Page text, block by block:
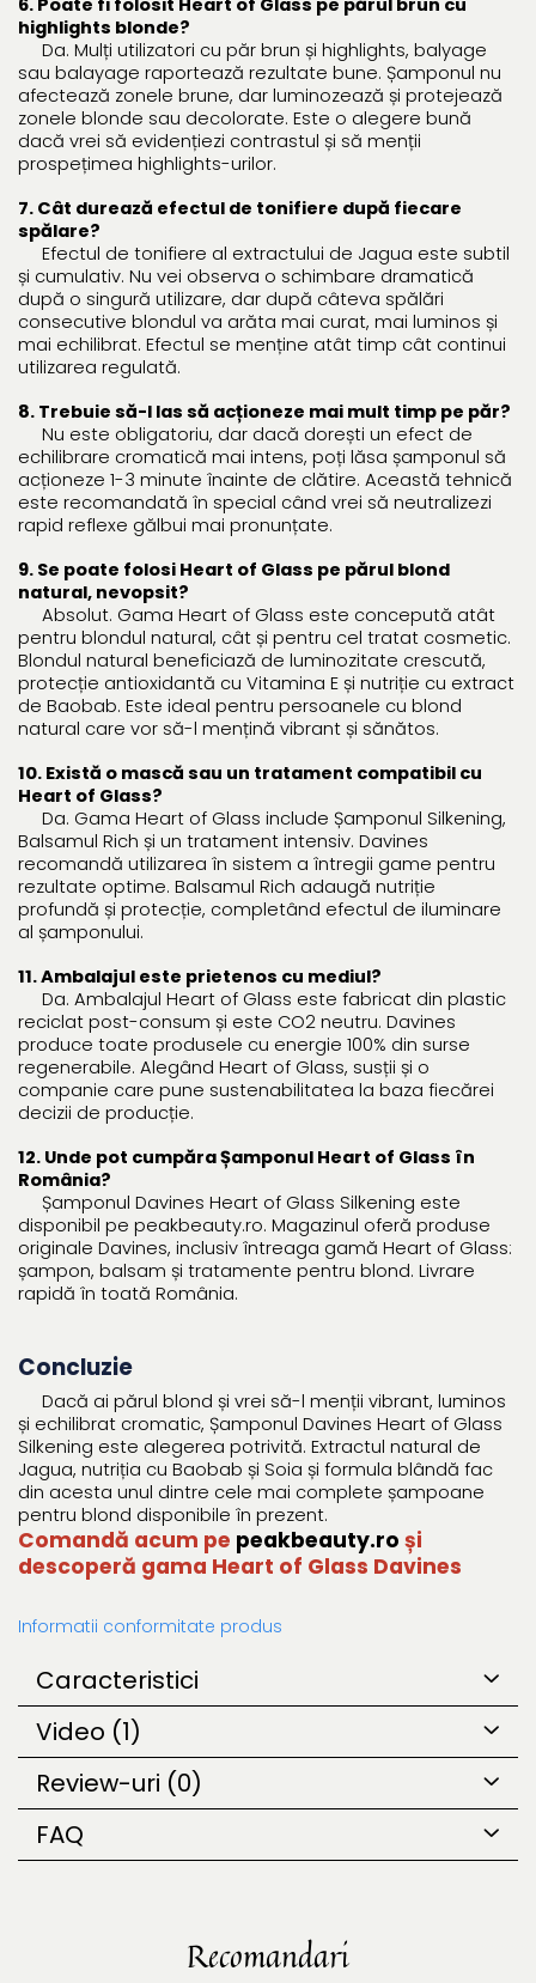
6. Poate fi folosit Heart of Glass pe părul brun cu
highlights blonde?
Da. Mulți utilizatori cu păr brun și highlights, balyage
sau balayage raportează rezultate bune. Șamponul nu
afectează zonele brune, dar luminozează și protejează
zonele blonde sau decolorate. Este o alegere bună
dacă vrei să evidențiezi contrastul și să menții
prospețimea highlights-urilor.
7. Cât durează efectul de tonifiere după fiecare
spălare?
Efectul de tonifiere al extractului de Jagua este subtil
și cumulativ. Nu vei observa o schimbare dramatică
după o singură utilizare, dar după câteva spălări
consecutive blondul va arăta mai curat, mai luminos și
mai echilibrat. Efectul se menține atât timp cât continui
utilizarea regulată.
8. Trebuie să-l las să acționeze mai mult timp pe păr?
Nu este obligatoriu, dar dacă dorești un efect de
echilibrare cromatică mai intens, poți lăsa șamponul să
acționeze 1-3 minute înainte de clătire. Această tehnică
este recomandată în special când vrei să neutralizezi
rapid reflexe gălbui mai pronunțate.
9. Se poate folosi Heart of Glass pe părul blond
natural, nevopsit?
Absolut. Gama Heart of Glass este concepută atât
pentru blondul natural, cât și pentru cel tratat cosmetic.
Blondul natural beneficiază de luminozitate crescută,
protecție antioxidantă cu Vitamina E și nutriție cu extract
de Baobab. Este ideal pentru persoanele cu blond
natural care vor să-l mențină vibrant și sănătos.
10. Există o mască sau un tratament compatibil cu
Heart of Glass?
Da. Gama Heart of Glass include Șamponul Silkening,
Balsamul Rich și un tratament intensiv. Davines
recomandă utilizarea în sistem a întregii game pentru
rezultate optime. Balsamul Rich adaugă nutriție
profundă și protecție, completând efectul de iluminare
al șamponului.
11. Ambalajul este prietenos cu mediul?
Da. Ambalajul Heart of Glass este fabricat din plastic
reciclat post-consum și este CO2 neutru. Davines
produce toate produsele cu energie 100% din surse
regenerabile. Alegând Heart of Glass, susții și o
companie care pune sustenabilitatea la baza fiecărei
decizii de producție.
12. Unde pot cumpăra Șamponul Heart of Glass în
România?
Șamponul Davines Heart of Glass Silkening este
disponibil pe peakbeauty.ro. Magazinul oferă produse
originale Davines, inclusiv întreaga gamă Heart of Glass:
șampon, balsam și tratamente pentru blond. Livrare
rapidă în toată România.
Concluzie
Dacă ai părul blond și vrei să-l menții vibrant, luminos
și echilibrat cromatic, Șamponul Davines Heart of Glass
Silkening este alegerea potrivită. Extractul natural de
Jagua, nutriția cu Baobab și Soia și formula blândă fac
din acesta unul dintre cele mai complete șampoane
pentru blond disponibile în prezent.
Comandă acum pe peakbeauty.ro și
descoperă gama Heart of Glass Davines
Informatii conformitate produs
Caracteristici
Video (1)
Review-uri (0)
FAQ
Recomandari